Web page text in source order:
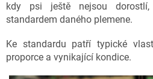
kdy psi ještě nejsou
standardem daného plemene.
Ke standardu patří typické
proporce a vynikající kondice.